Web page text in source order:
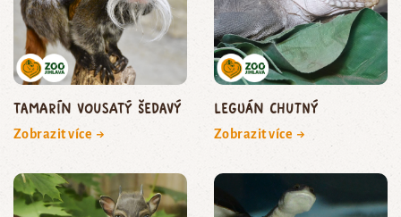
Tamarín vousatý šedavý
Zobrazit více →
leguán chutný
Zobrazit více →